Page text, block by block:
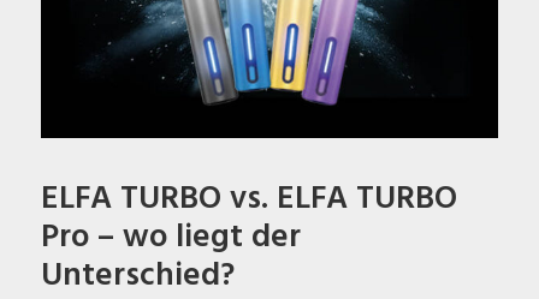
ELFA TURBO vs. ELFA TURBO
Pro – wo liegt der
Unterschied?